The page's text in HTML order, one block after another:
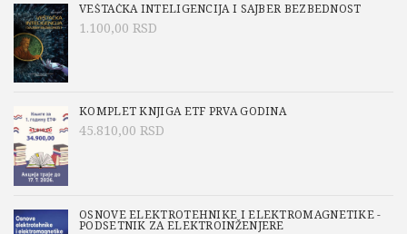
VEŠTAČKA INTELIGENCIJA I SAJBER BEZBEDNOST
1.100,00 RSD
KOMPLET KNJIGA ETF PRVA GODINA
45.810,00 RSD
OSNOVE ELEKTROTEHNIKE I ELEKTROMAGNETIKE -
PODSETNIK ZA ELEKTROINŽENJERE